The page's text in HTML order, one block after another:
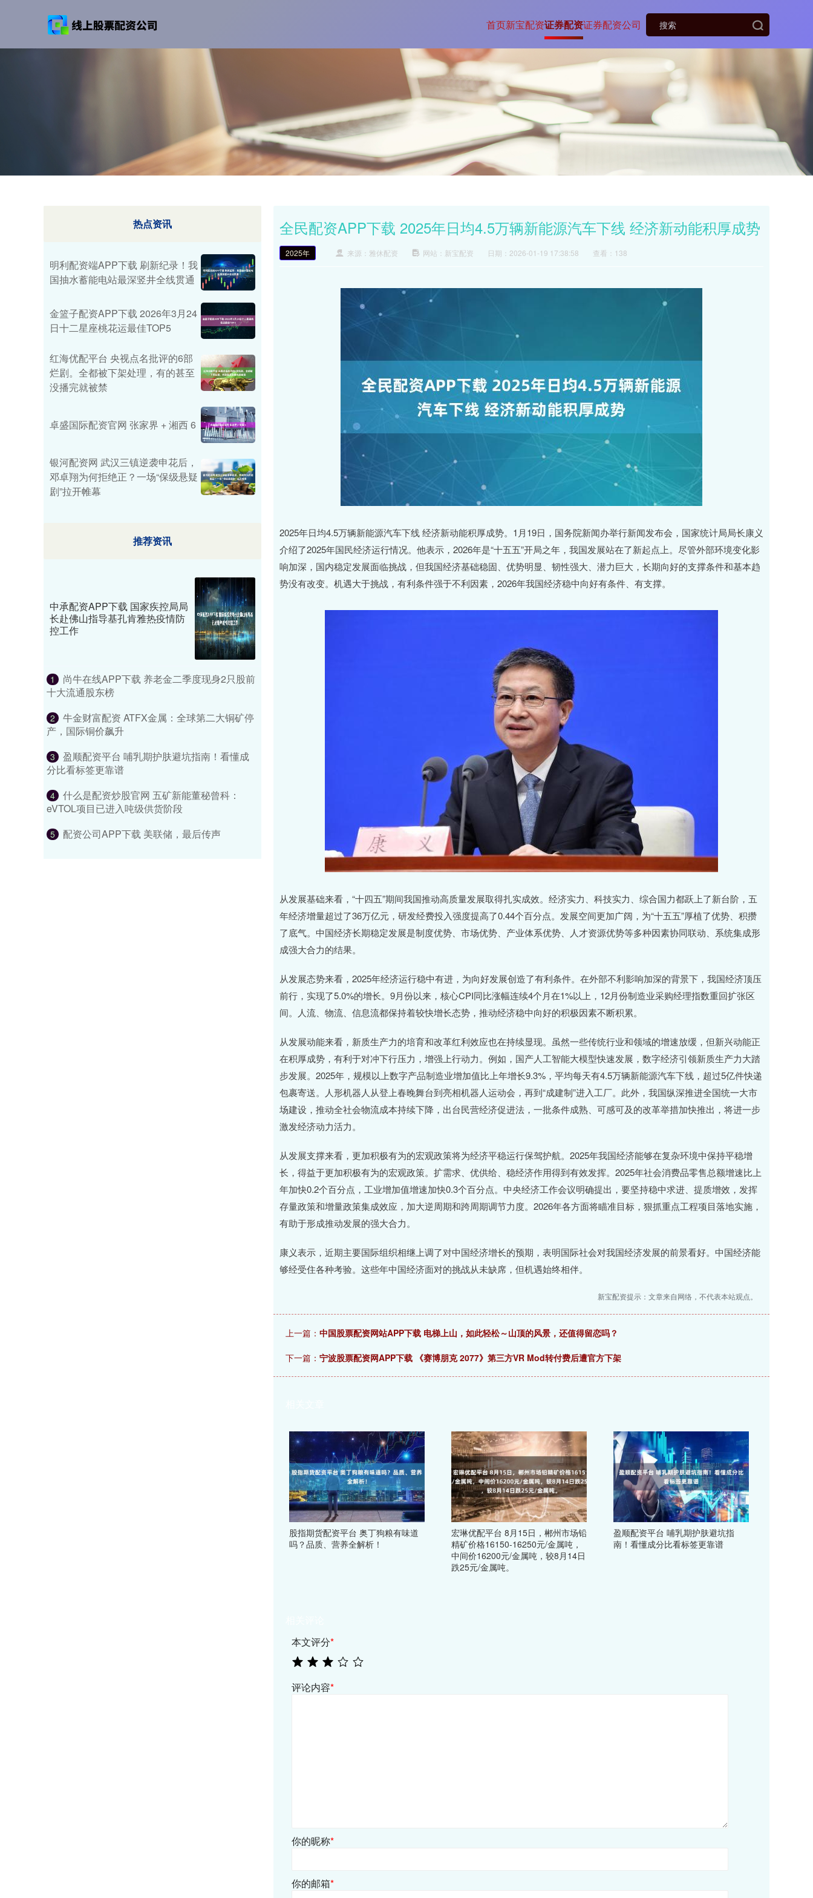
首页新宝配资证券配资证券配资公司
全民配资APP下载 2025年日均4.5万辆新能源汽车下线 经济新动能积厚成势
2025年 来源：雅休配资 网站：新宝配资 日期：2026-01-19 17:38:58 查看：138
2025年日均4.5万辆新能源汽车下线 经济新动能积厚成势。1月19日，国务院新闻办举行新闻发布会，国家统计局局长康义
介绍了2025年国民经济运行情况。他表示，2026年是“十五五”开局之年，我国发展站在了新起点上。尽管外部环境变化影
响加深，国内稳定发展面临挑战，但我国经济基础稳固、优势明显、韧性强大、潜力巨大，长期向好的支撑条件和基本趋
势没有改变。机遇大于挑战，有利条件强于不利因素，2026年我国经济稳中向好有条件、有支撑。
从发展基础来看，“十四五”期间我国推动高质量发展取得扎实成效。经济实力、科技实力、综合国力都跃上了新台阶，五
年经济增量超过了36万亿元，研发经费投入强度提高了0.44个百分点。发展空间更加广阔，为“十五五”厚植了优势、积攒
了底气。中国经济长期稳定发展是制度优势、市场优势、产业体系优势、人才资源优势等多种因素协同联动、系统集成形
成强大合力的结果。
从发展态势来看，2025年经济运行稳中有进，为向好发展创造了有利条件。在外部不利影响加深的背景下，我国经济顶压
前行，实现了5.0%的增长。9月份以来，核心CPI同比涨幅连续4个月在1%以上，12月份制造业采购经理指数重回扩张区
间。人流、物流、信息流都保持着较快增长态势，推动经济稳中向好的积极因素不断积累。
从发展动能来看，新质生产力的培育和改革红利效应也在持续显现。虽然一些传统行业和领域的增速放缓，但新兴动能正
在积厚成势，有利于对冲下行压力，增强上行动力。例如，国产人工智能大模型快速发展，数字经济引领新质生产力大踏
步发展。2025年，规模以上数字产品制造业增加值比上年增长9.3%，平均每天有4.5万辆新能源汽车下线，超过5亿件快递
包裹寄送。人形机器人从登上春晚舞台到亮相机器人运动会，再到“成建制”进入工厂。此外，我国纵深推进全国统一大市
场建设，推动全社会物流成本持续下降，出台民营经济促进法，一批条件成熟、可感可及的改革举措加快推出，将进一步
激发经济动力活力。
从发展支撑来看，更加积极有为的宏观政策将为经济平稳运行保驾护航。2025年我国经济能够在复杂环境中保持平稳增
长，得益于更加积极有为的宏观政策。扩需求、优供给、稳经济作用得到有效发挥。2025年社会消费品零售总额增速比上
年加快0.2个百分点，工业增加值增速加快0.3个百分点。中央经济工作会议明确提出，要坚持稳中求进、提质增效，发挥
存量政策和增量政策集成效应，加大逆周期和跨周期调节力度。2026年各方面将瞄准目标，狠抓重点工程项目落地实施，
有助于形成推动发展的强大合力。
康义表示，近期主要国际组织相继上调了对中国经济增长的预期，表明国际社会对我国经济发展的前景看好。中国经济能
够经受住各种考验。这些年中国经济面对的挑战从未缺席，但机遇始终相伴。
新宝配资提示：文章来自网络，不代表本站观点。
上一篇： 中国股票配资网站APP下载 电梯上山，如此轻松～山顶的风景，还值得留恋吗？
下一篇： 宁波股票配资网APP下载 《赛博朋克 2077》第三方VR Mod转付费后遭官方下架
股指期货配资平台 奥丁狗粮有味道
吗？品质、营养全解析！
宏琳优配平台 8月15日，郴州市场铅
精矿价格16150-16250元/金属吨，
中间价16200元/金属吨，较8月14日
跌25元/金属吨。
盈顺配资平台 哺乳期护肤避坑指
南！看懂成分比看标签更靠谱
本文评分*
评论内容*
你的昵称*
你的邮箱*
热点资讯
明利配资端APP下载 刷新纪录！我
国抽水蓄能电站最深竖井全线贯通
金篮子配资APP下载 2026年3月24
日十二星座桃花运最佳TOP5
红海优配平台 央视点名批评的6部
烂剧。全都被下架处理，有的甚至
没播完就被禁
卓盛国际配资官网 张家界 + 湘西 6
银河配资网 武汉三镇逆袭申花后，
邓卓翔为何拒绝正？一场“保级悬疑
剧”拉开帷幕
推荐资讯
中承配资APP下载 国家疾控局局
长赴佛山指导基孔肯雅热疫情防
控工作
1
尚牛在线APP下载 养老金二季度现身2只股前
十大流通股东榜
2
牛金财富配资 ATFX金属：全球第二大铜矿停
产，国际铜价飙升
3
盈顺配资平台 哺乳期护肤避坑指南！看懂成
分比看标签更靠谱
4
什么是配资炒股官网 五矿新能董秘曾科：
eVTOL项目已进入吨级供货阶段
5 配资公司APP下载 美联储，最后传声